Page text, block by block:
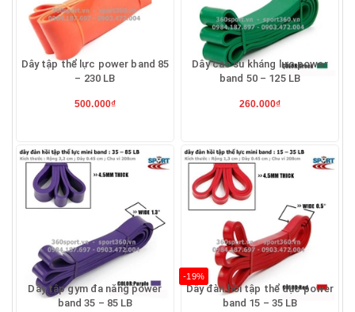
Dây tập thể lực power band 85
– 230 LB
500.000₫
Dây cao su kháng lực power
band 50 – 125 LB
260.000₫
Dây tập gym đa năng power
band 35 – 85 LB
-19%
Dây đàn hồi tập thể dục power
band 15 – 35 LB